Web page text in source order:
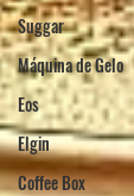
Suggar
Máquina de Gelo
Eos
Elgin
Coffee Box